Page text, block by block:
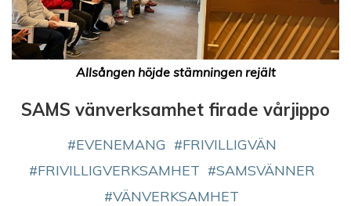
Allsången höjde stämningen rejält
SAMS vänverksamhet firade vårjippo
EVENEMANG
FRIVILLIGVÄN
FRIVILLIGVERKSAMHET
SAMSVÄNNER
VÄNVERKSAMHET